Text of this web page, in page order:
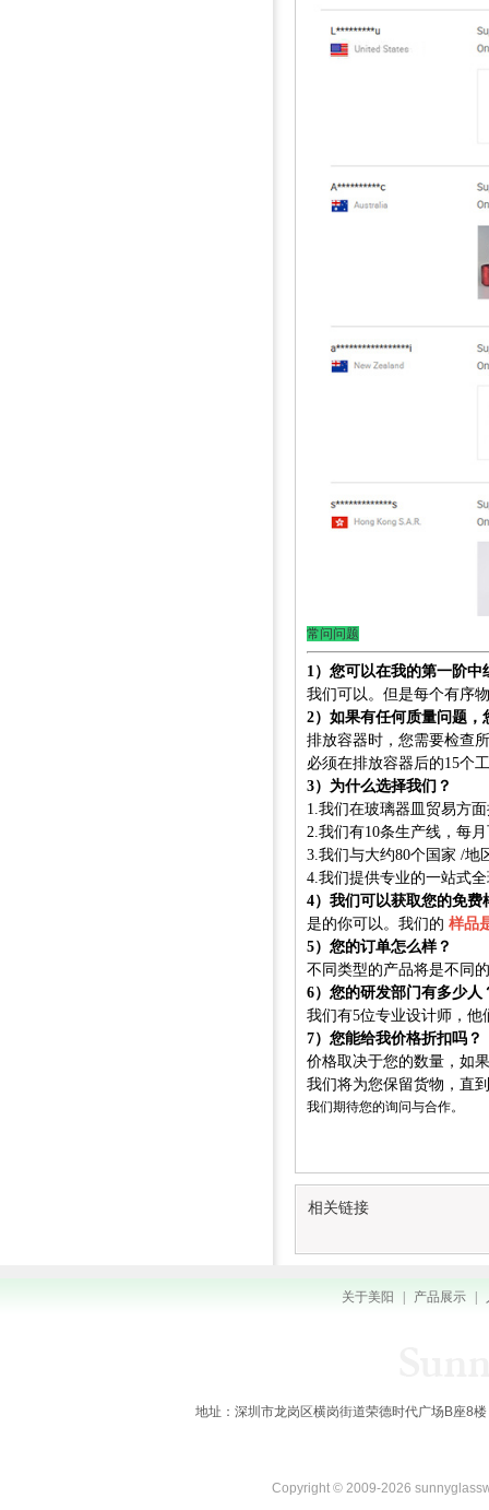
常问问题
1）您可以在我的第一阶
我们可以。但是每个有序
2）如果有任何质量问题，
排放容器时，您需要检查
必须在排放容器后的15个
3）为什么选择我们？
1.我们在玻璃器皿贸易方
2.我们有10条生产线，每
3.我们与大约80个国家 /地
4.我们提供专业的一站式
4）我们可以获取您的免费
是的你可以。我们的 样品
5）您的订单怎么样？
不同类型的产品将是不同
6）您的研发部门有多少人
我们有5位专业设计师，他
7）您能给我价格折扣吗？
价格取决于您的数量，如
我们将为您保留货物，直
我们期待您的询问与合作。
相关链接
关于美阳 产品展示
地址：深圳市龙岗区横岗街道荣德时代广场B座8
Copyright © 2009-2026